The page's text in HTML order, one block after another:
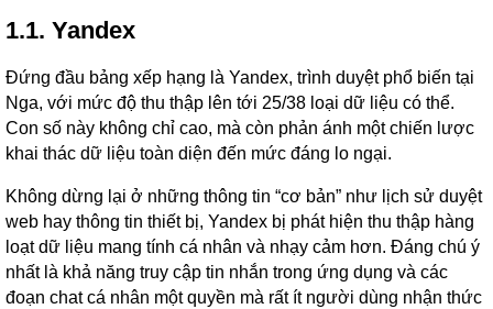
1.1. Yandex
Đứng đầu bảng xếp hạng là Yandex, trình duyệt phổ biến tại
Nga, với mức độ thu thập lên tới 25/38 loại dữ liệu có thể.
Con số này không chỉ cao, mà còn phản ánh một chiến lược
khai thác dữ liệu toàn diện đến mức đáng lo ngại.
Không dừng lại ở những thông tin “cơ bản” như lịch sử duyệt
web hay thông tin thiết bị, Yandex bị phát hiện thu thập hàng
loạt dữ liệu mang tính cá nhân và nhạy cảm hơn. Đáng chú ý
nhất là khả năng truy cập tin nhắn trong ứng dụng và các
đoạn chat cá nhân một quyền mà rất ít người dùng nhận thức